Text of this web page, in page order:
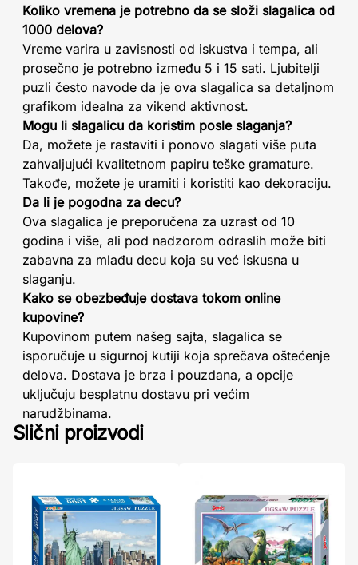
Koliko vremena je potrebno da se složi slagalica od
1000 delova?
Vreme varira u zavisnosti od iskustva i tempa, ali
prosečno je potrebno između 5 i 15 sati. Ljubitelji
puzli često navode da je ova slagalica sa detaljnom
grafikom idealna za vikend aktivnost.
Mogu li slagalicu da koristim posle slaganja?
Da, možete je rastaviti i ponovo slagati više puta
zahvaljujući kvalitetnom papiru teške gramature.
Takođe, možete je uramiti i koristiti kao dekoraciju.
Da li je pogodna za decu?
Ova slagalica je preporučena za uzrast od 10
godina i više, ali pod nadzorom odraslih može biti
zabavna za mlađu decu koja su već iskusna u
slaganju.
Kako se obezbeđuje dostava tokom online
kupovine?
Kupovinom putem našeg sajta, slagalica se
isporučuje u sigurnoj kutiji koja sprečava oštećenje
delova. Dostava je brza i pouzdana, a opcije
uključuju besplatnu dostavu pri većim
narudžbinama.
Slični proizvodi